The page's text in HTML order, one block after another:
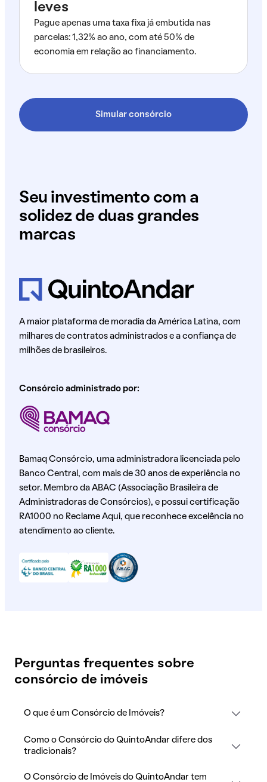
leves
Pague apenas uma taxa fixa já embutida nas
parcelas: 1,32% ao ano, com até 50% de
economia em relação ao financiamento.
Simular consórcio
Seu investimento com a
solidez de duas grandes
marcas
A maior plataforma de moradia da América Latina, com
milhares de contratos administrados e a confiança de
milhões de brasileiros.
Consórcio administrado por:
Bamaq Consórcio, uma administradora licenciada pelo
Banco Central, com mais de 30 anos de experiência no
setor. Membro da ABAC (Associação Brasileira de
Administradoras de Consórcios), e possui certificação
RA1000 no Reclame Aqui, que reconhece excelência no
atendimento ao cliente.
Perguntas frequentes sobre
consórcio de imóveis
O que é um Consórcio de Imóveis?
Como o Consórcio do QuintoAndar difere dos
tradicionais?
O Consórcio de Imóveis do QuintoAndar tem